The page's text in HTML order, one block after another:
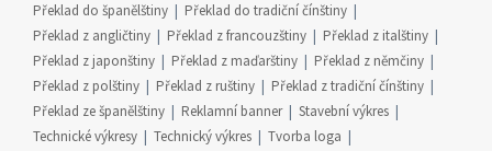
Překlad do španělštiny
Překlad do tradiční čínštiny
Překlad z angličtiny
Překlad z francouzštiny
Překlad z italštiny
Překlad z japonštiny
Překlad z maďarštiny
Překlad z němčiny
Překlad z polštiny
Překlad z ruštiny
Překlad z tradiční čínštiny
Překlad ze španělštiny
Reklamní banner
Stavební výkres
Technické výkresy
Technický výkres
Tvorba loga